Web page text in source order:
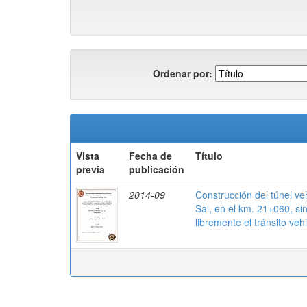
Ordenar por:
Vista
previa
Fecha de
publicación
Título
2014-09
Construcción del túnel
Sal, en el km. 21+060,
libremente el tránsito